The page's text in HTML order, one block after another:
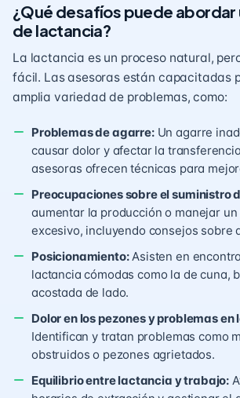
¿Qué desafíos puede abordar
de lactancia?
La lactancia es un proceso natural,
fácil. Las asesoras están capacitadas
amplia variedad de problemas, como:
Problemas de agarre:Un agarre
causar dolor y afectar la
asesoras ofrecen técnicas para
Preocupaciones sobre el suministro
aumentar la producción o manejar
excesivo, incluyendo consejos sobre
Posicionamiento:Asisten en
lactancia cómodas como la de cuna,
acostada de lado.
Dolor en los pezones y problemas en
Identifican y tratan problemas como
obstruidos o pezones agrietados.
Equilibrio entre lactancia y trabajo: